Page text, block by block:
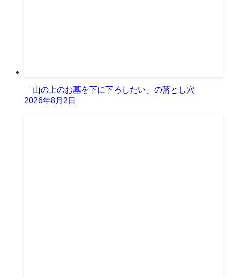
「山の上のお墓を下に下ろしたい」の落とし穴
2026年8月2日